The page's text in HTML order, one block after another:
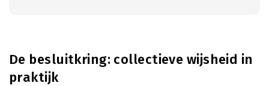
De besluitkring: collectieve wijsheid in
praktijk